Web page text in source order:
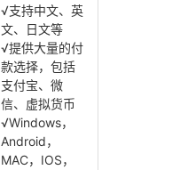
√支持中文、英
文、日文等
√提供大量的付
款选择，包括
支付宝、微
信、虚拟货币
√Windows，
Android，
MAC，IOS，